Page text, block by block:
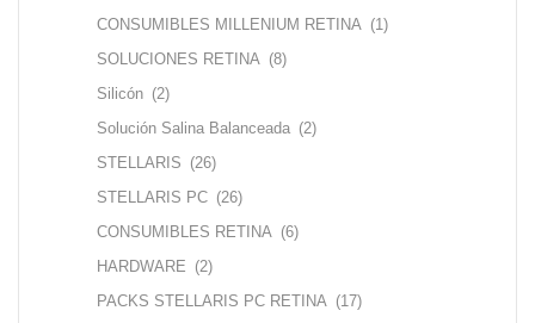
CONSUMIBLES MILLENIUM RETINA (1)
SOLUCIONES RETINA (8)
Silicón (2)
Solución Salina Balanceada (2)
STELLARIS (26)
STELLARIS PC (26)
CONSUMIBLES RETINA (6)
HARDWARE (2)
PACKS STELLARIS PC RETINA (17)